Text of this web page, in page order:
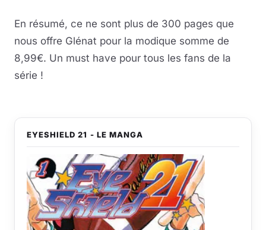
En résumé, ce ne sont plus de 300 pages que
nous offre Glénat pour la modique somme de
8,99€. Un must have pour tous les fans de la
série !
EYESHIELD 21 - LE MANGA